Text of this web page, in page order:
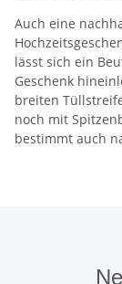
Auch eine
lässt sich ein
Geschenk
breiten
noch mit
bestimmt auch